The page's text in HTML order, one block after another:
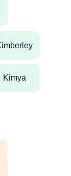
kimberley
kimya